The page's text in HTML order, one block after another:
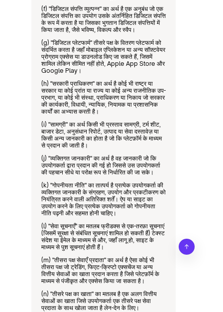
(f) "डिजिटल संपत्ति व्युत्पन्न" का अर्थ है एक अनुबंध जो एक
डिजिटल संपत्ति का उपयोग उसके अंतर्निहित डिजिटल संपत्ति
के रूप में करता है या जिसका भुगतान डिजिटल संपत्तियों में
किया जाता है, जैसे भविष्य, विकल्प और स्वैप।
(g) "डिजिटल प्लेटफार्म" तीसरे पक्ष के वितरण प्लेटफार्म को
संदर्भित करता है जहाँ मोबाइल एप्लिकेशन या अन्य सॉफ़्टवेयर
प्रोग्राम एक्सेस या डाउनलोड किए जा सकते हैं, जिसमें
शामिल लेकिन सीमित नहीं होते, Apple App Store और
Google Play।
(h) "सरकारी प्राधिकरण" का अर्थ है कोई भी राष्ट्र या
सरकार या कोई प्रांत या राज्य या कोई अन्य राजनीतिक उप-
प्रभाग, या कोई भी संस्था, प्राधिकरण या निकाय जो सरकार
की कार्यकारी, विधायी, न्यायिक, नियामक या प्रशासनिक
कार्यों का अभ्यास करती है।
(i) "सामग्री" का अर्थ किसी भी प्रस्ताव सामग्री, टर्म शीट,
बाजार डेटा, अनुसंधान रिपोर्ट, उत्पाद या सेवा दस्तावेज़ या
किसी अन्य जानकारी का होता है जो कि प्लेटफ़ॉर्म के माध्यम
से प्रदान की जाती है।
(j) "व्यक्तिगत जानकारी" का अर्थ है वह जानकारी जो कि
उपयोगकर्ता द्वारा प्रदान की गई हो जिससे उस उपयोगकर्ता
की पहचान सीधे या परोक्ष रूप से निर्धारित की जा सके।
(k) "गोपनीयता नीति" का तात्पर्य है प्रत्येक उपयोगकर्ता की
व्यक्तिगत जानकारी के संग्रहण, उपयोग और प्रकटीकरण को
नियंत्रित करने वाली अतिरिक्त शर्तें। ऐप या साइट का
उपयोग करने के लिए प्रत्येक उपयोगकर्ता को गोपनीयता
नीति पढ़नी और सहमत होनी चाहिए।
(l) "सेवा सूचनाएँ" का मतलब फ्रीडक्स से एक-तरफ़ा सूचनाएं
(जिसमें सुरक्षा से संबंधित सूचनाएं शामिल हो सकती हैं) टेक्स्ट
संदेश या ईमेल के माध्यम से और, जहाँ लागू हो, साइट के
माध्यम से पुश सूचनाएं होती हैं।
(m) "तीसरा पक्ष सेवाएँ प्रदाता" का अर्थ है ऐसा कोई भी
तीसरा पक्ष जो ट्रेडिंग, फिएट-क्रिप्टो एक्सचेंज या अन्य
वित्तीय सेवाओं का खाता प्रदान करता है जिसे प्लेटफ़ॉर्म के
माध्यम से पंजीकृत और एक्सेस किया जा सकता है।
(n) "तीसरे पक्ष का खाता" का मतलब है एक अलग वित्तीय
सेवाओं का खाता जिसे उपयोगकर्ता एक तीसरे पक्ष सेवा
प्रदाता के साथ खोला जाता है लेन-देन के लिए।